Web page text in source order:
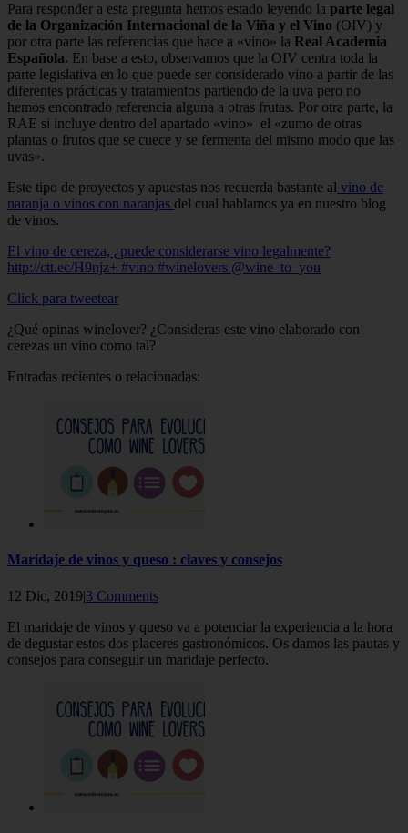
Para responder a esta pregunta hemos estado leyendo la parte legal
de la Organización Internacional de la Viña y el Vino (OIV) y
por otra parte las referencias que hace a «vino» la Real Academia
Española. En base a esto, observamos que la OIV centra toda la
parte legislativa en lo que puede ser considerado vino a partir de las
diferentes prácticas y tratamientos partiendo de la uva pero no
hemos encontrado referencia alguna a otras frutas. Por otra parte, la
RAE si incluye dentro del apartado «vino» el «zumo de otras
plantas o frutos que se cuece y se fermenta del mismo modo que las
uvas».
Este tipo de proyectos y apuestas nos recuerda bastante al vino de
naranja o vinos con naranjas del cual hablamos ya en nuestro blog
de vinos.
El vino de cereza, ¿puede considerarse vino legalmente?
http://ctt.ec/H9njz+ #vino #winelovers @wine_to_you
Click para tweetear
¿Qué opinas winelover? ¿Consideras este vino elaborado con
cerezas un vino como tal?
Entradas recientes o relacionadas:
Maridaje de vinos y queso : claves y consejos
12 Dic, 2019|3 Comments
El maridaje de vinos y queso va a potenciar la experiencia a la hora
de degustar estos dos placeres gastronómicos. Os damos las pautas y
consejos para conseguir un maridaje perfecto.